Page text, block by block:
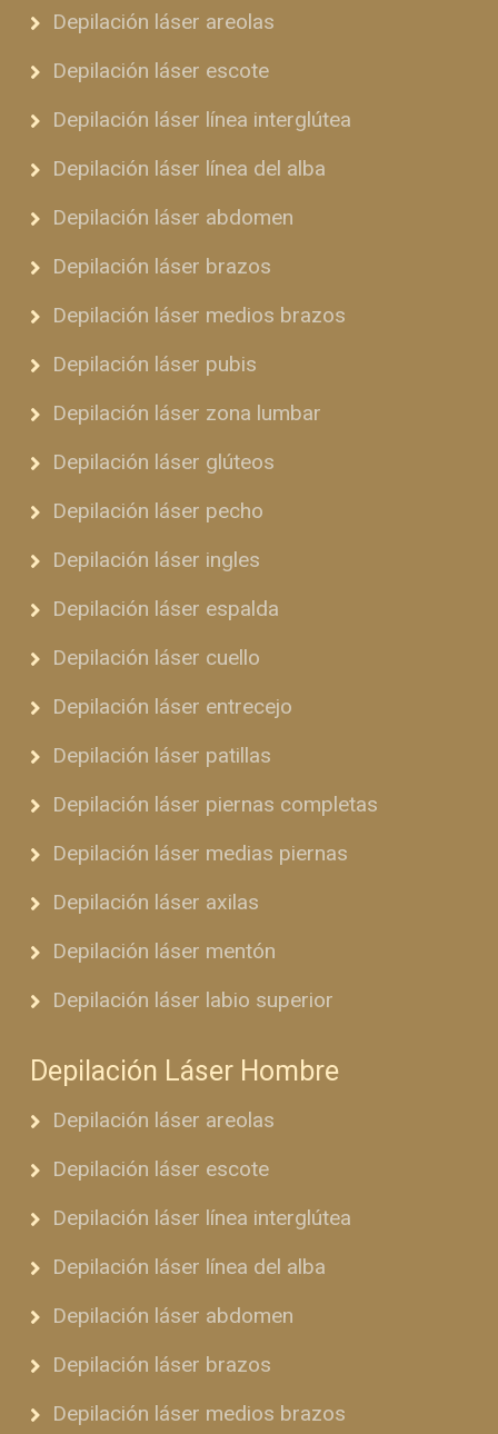
Depilación láser areolas
Depilación láser escote
Depilación láser línea interglútea
Depilación láser línea del alba
Depilación láser abdomen
Depilación láser brazos
Depilación láser medios brazos
Depilación láser pubis
Depilación láser zona lumbar
Depilación láser glúteos
Depilación láser pecho
Depilación láser ingles
Depilación láser espalda
Depilación láser cuello
Depilación láser entrecejo
Depilación láser patillas
Depilación láser piernas completas
Depilación láser medias piernas
Depilación láser axilas
Depilación láser mentón
Depilación láser labio superior
Depilación Láser Hombre
Depilación láser areolas
Depilación láser escote
Depilación láser línea interglútea
Depilación láser línea del alba
Depilación láser abdomen
Depilación láser brazos
Depilación láser medios brazos